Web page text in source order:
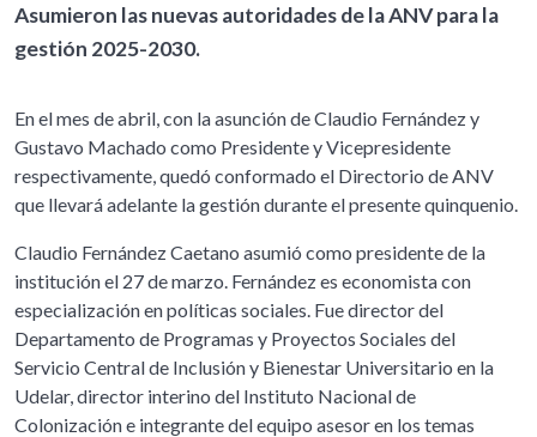
Asumieron las nuevas autoridades de la ANV para la
gestión 2025-2030.
En el mes de abril, con la asunción de Claudio Fernández y
Gustavo Machado como Presidente y Vicepresidente
respectivamente, quedó conformado el Directorio de ANV
que llevará adelante la gestión durante el presente quinquenio.
Claudio Fernández Caetano asumió como presidente de la
institución el 27 de marzo. Fernández es economista con
especialización en políticas sociales. Fue director del
Departamento de Programas y Proyectos Sociales del
Servicio Central de Inclusión y Bienestar Universitario en la
Udelar, director interino del Instituto Nacional de
Colonización e integrante del equipo asesor en los temas